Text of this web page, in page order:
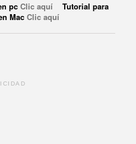
pc Clic aquí Tutorial para
Mac Clic aquí